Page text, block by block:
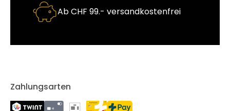
Ab CHF 99.- versandkostenfrei
Zahlungsarten